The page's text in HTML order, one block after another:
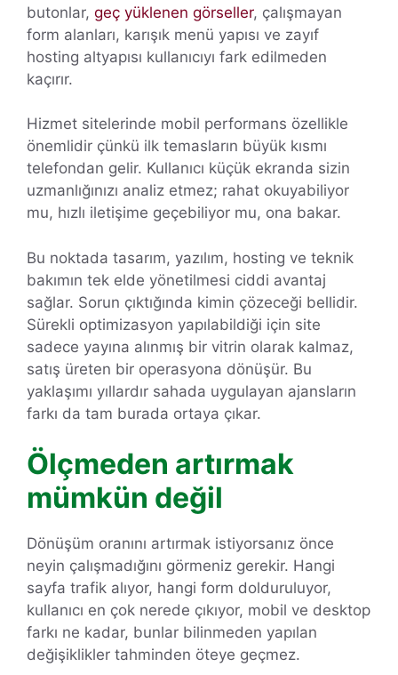
butonlar, geç yüklenen görseller, çalışmayan
form alanları, karışık menü yapısı ve zayıf
hosting altyapısı kullanıcıyı fark edilmeden
kaçırır.
Hizmet sitelerinde mobil performans özellikle
önemlidir çünkü ilk temasların büyük kısmı
telefondan gelir. Kullanıcı küçük ekranda sizin
uzmanlığınızı analiz etmez; rahat okuyabiliyor
mu, hızlı iletişime geçebiliyor mu, ona bakar.
Bu noktada tasarım, yazılım, hosting ve teknik
bakımın tek elde yönetilmesi ciddi avantaj
sağlar. Sorun çıktığında kimin çözeceği bellidir.
Sürekli optimizasyon yapılabildiği için site
sadece yayına alınmış bir vitrin olarak kalmaz,
satış üreten bir operasyona dönüşür. Bu
yaklaşımı yıllardır sahada uygulayan ajansların
farkı da tam burada ortaya çıkar.
Ölçmeden artırmak
mümkün değil
Dönüşüm oranını artırmak istiyorsanız önce
neyin çalışmadığını görmeniz gerekir. Hangi
sayfa trafik alıyor, hangi form dolduruluyor,
kullanıcı en çok nerede çıkıyor, mobil ve desktop
farkı ne kadar, bunlar bilinmeden yapılan
değişiklikler tahminden öteye geçmez.